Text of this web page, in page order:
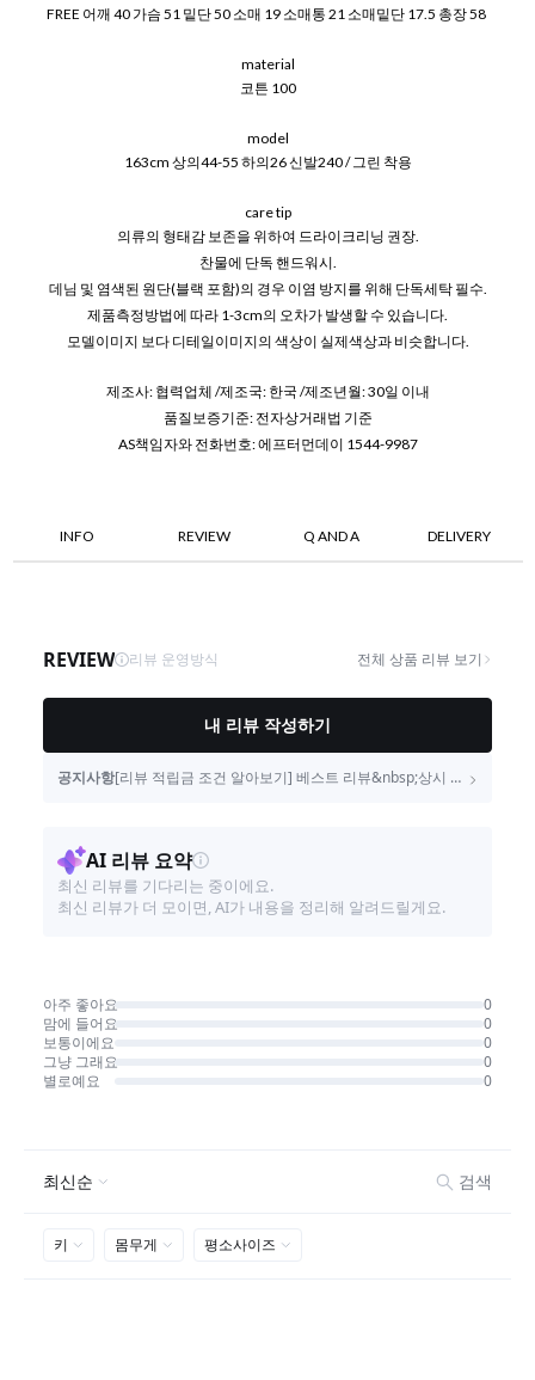
FREE 어깨 40 가슴 51 밑단 50 소매 19 소매통 21 소매밑단 17.5 총장 58
material
코튼 100
model
163cm 상의44-55 하의26 신발240 / 그린 착용
care tip
의류의 형태감 보존을 위하여 드라이크리닝 권장.
찬물에 단독 핸드워시.
데님 및 염색된 원단(블랙 포함)의 경우 이염 방지를 위해 단독세탁 필수.
제품측정방법에 따라 1-3cm의 오차가 발생할 수 있습니다.
모델이미지 보다 디테일이미지의 색상이 실제색상과 비슷합니다.
제조사: 협력업체 /제조국: 한국 /제조년월: 30일 이내
품질보증기준: 전자상거래법 기준
AS책임자와 전화번호: 에프터먼데이 1544-9987
INFO REVIEW Q AND A DELIVERY